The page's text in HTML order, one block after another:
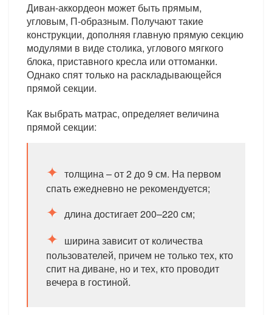
Диван-аккордеон может быть прямым,
угловым, П-образным. Получают такие
конструкции, дополняя главную прямую секцию
модулями в виде столика, углового мягкого
блока, приставного кресла или оттоманки.
Однако спят только на раскладывающейся
прямой секции.
Как выбрать матрас, определяет величина
прямой секции:
толщина – от 2 до 9 см. На первом
спать ежедневно не рекомендуется;
длина достигает 200–220 см;
ширина зависит от количества
пользователей, причем не только тех, кто
спит на диване, но и тех, кто проводит
вечера в гостиной.